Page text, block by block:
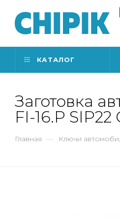
КАТАЛОГ
Заготовка
FI-16.P
Главная — Ключи